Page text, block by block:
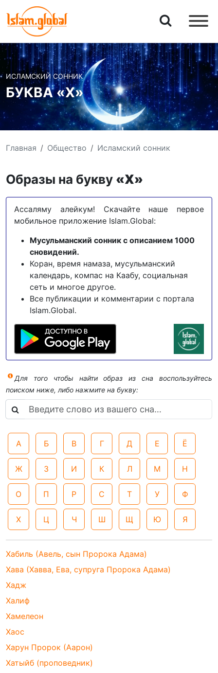
ИСЛАМСКИЙ СОННИК
БУКВА «Х»
Главная Общество Исламский сонник
Образы на букву «Х»
Ассаляму алейкум! Скачайте наше первое
мобильное приложение Islam.Global:
Мусульманский сонник с описанием 1000
сновидений.
Коран, время намаза, мусульманский
календарь, компас на Каабу, социальная
сеть и многое другое.
Все публикации и комментарии с портала
Islam.Global.
Для того чтобы найти образ из сна воспользуйтесь
поиском ниже, либо нажмите на букву:
А Б В Г Д Е Ё
Ж З И К Л М Н
О П Р С Т У Ф
Х Ц Ч Ш Щ Ю Я
Хабиль (Авель, сын Пророка Адама)
Хава (Хавва, Ева, супруга Пророка Адама)
Хадж
Халиф
Хамелеон
Хаос
Харун Пророк (Аарон)
Хатыйб (проповедник)